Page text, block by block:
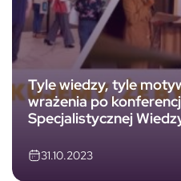
Tyle wiedzy, tyle
wrażenia po
Specjalistycznej
31.10.2023